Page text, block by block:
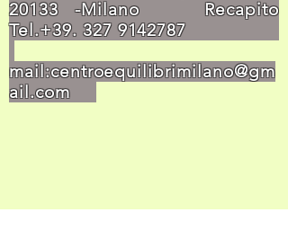
20133-Milano Recapito
Tel.+39. 327 9142787
mail:centroequilibrimilano@gm
ail.com